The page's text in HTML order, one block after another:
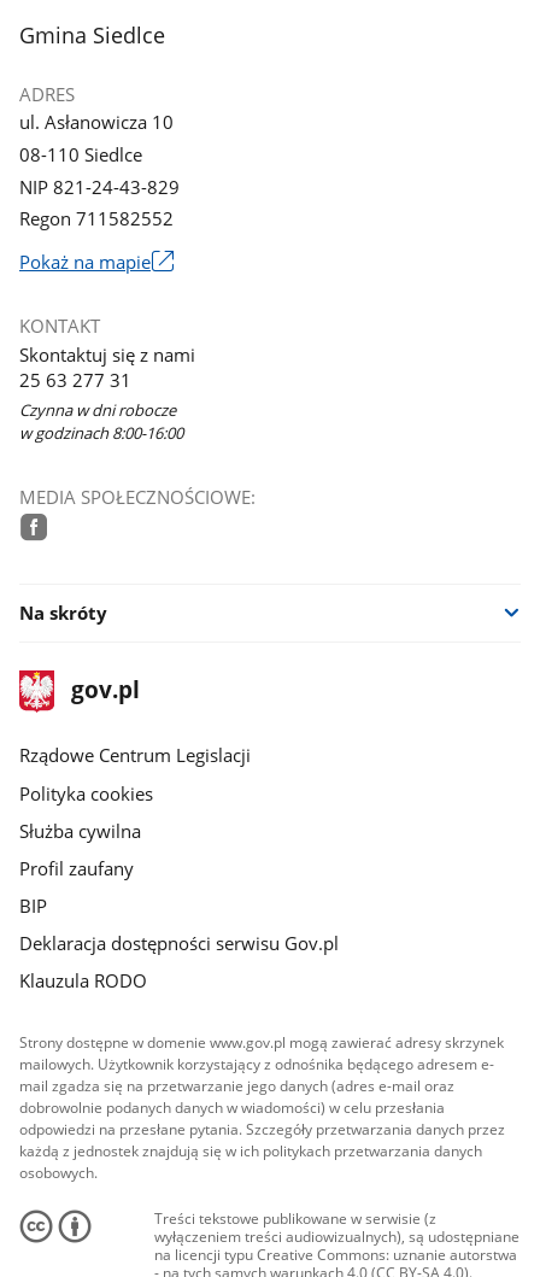
stopka
Gmina Siedlce
ADRES
ul. Asłanowicza 10
08-110 Siedlce
NIP 821-24-43-829
Regon 711582552
Pokaż na mapieLink
nowym
KONTAKT
Skontaktuj się z nami
25 63 277 31
Czynna w dni robocze
w godzinach 8:00-16:00
MEDIA SPOŁECZNOŚCIOWE:
Na skróty
stopka
gov.plStrona
gov.pl
Rządowe Centrum Legislacji
Polityka cookies
Służba cywilna
Profil zaufany
BIP
Deklaracja dostępności serwisu Gov.pl
Klauzula RODO
Strony dostępne w domenie www.gov.pl mogą zawierać adresy skrzynek
mailowych. Użytkownik korzystający z odnośnika będącego adresem e-
mail zgadza się na przetwarzanie jego danych (adres e-mail oraz
dobrowolnie podanych danych w wiadomości) w celu przesłania
odpowiedzi na przesłane pytania. Szczegóły przetwarzania danych przez
każdą z jednostek znajdują się w ich politykach przetwarzania danych
osobowych.
Treści tekstowe publikowane w serwisie (z
wyłączeniem treści audiowizualnych), są udostępniane
na licencji typu Creative Commons: uznanie autorstwa